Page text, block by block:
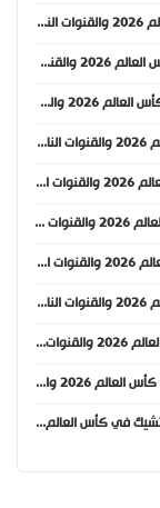
موعد مباراة السويد وتونس في كأس العالم 2026 والقنوات الناقلة
موعد مباراة إسبانيا والرأس الأخضر في كأس العالم 2026 والقنوات الناقلة
موعد مباراة ساحل العاج والإكوادور في كأس العالم 2026 والقنوات الناقلة
موعد مباراة أستراليا وتركيا في كأس العالم 2026 والقنوات الناقلة
موعد مباراة ألمانيا وكوراساو في كأس العالم 2026 والقنوات الناقلة
موعد مباراة هايتي واسكتلندا في كأس العالم 2026 والقنوات الناقلة
موعد مباراة البرازيل والمغرب في كأس العالم 2026 والقنوات الناقلة
موعد مباراة قطر وسويسرا في كأس العالم 2026 والقنوات الناقلة
موعد مباراة أمريكا والباراغواي في كأس العالم 2026 والقنوات الناقلة
موعد مباراة كندا والبوسنة والهرسك في كأس العالم 2026 والقنوات الناقلة
موعد مباراة كوريا الجنوبية وجمهورية التشيك في كأس العالم 2026 والقنوات الناقلة